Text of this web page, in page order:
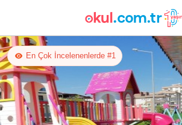
En Çok İncelenenlerde #1